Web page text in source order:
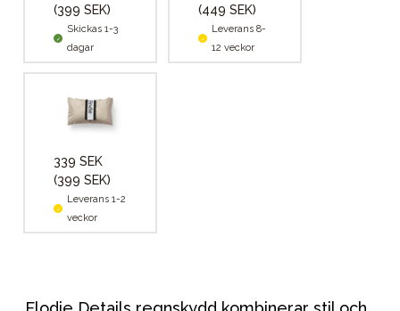
(399 SEK)
Skickas 1-3
dagar
(449 SEK)
Leverans 8-
12 veckor
339 SEK
(399 SEK)
Leverans 1-2
veckor